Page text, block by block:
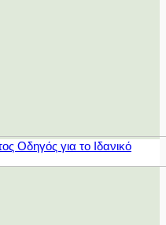
Οδηγός για το Ιδανικό